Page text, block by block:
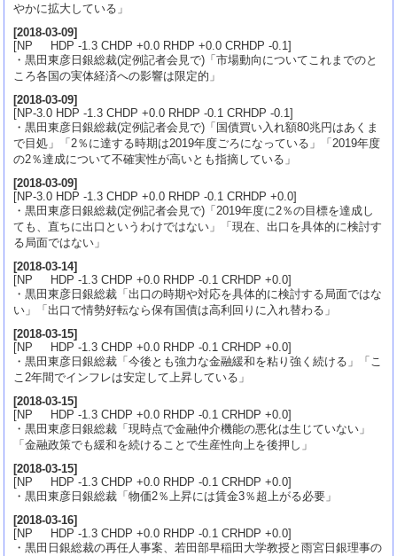
やかに拡大している」
[2018-03-09]
[NP HDP -1.3 CHDP +0.0 RHDP +0.0 CRHDP -0.1]
・黒田東彦日銀総裁(定例記者会見で)「市場動向についてこれまでのと
ころ各国の実体経済への影響は限定的」
[2018-03-09]
[NP-3.0 HDP -1.3 CHDP +0.0 RHDP -0.1 CRHDP -0.1]
・黒田東彦日銀総裁(定例記者会見で)「国債買い入れ額80兆円はあくま
で目処」「2％に達する時期は2019年度ごろになっている」「2019年度
の2％達成について不確実性が高いとも指摘している」
[2018-03-09]
[NP-3.0 HDP -1.3 CHDP +0.0 RHDP -0.1 CRHDP +0.0]
・黒田東彦日銀総裁(定例記者会見で)「2019年度に2％の目標を達成し
ても、直ちに出口というわけではない」「現在、出口を具体的に検討す
る局面ではない」
[2018-03-14]
[NP HDP -1.3 CHDP +0.0 RHDP -0.1 CRHDP +0.0]
・黒田東彦日銀総裁「出口の時期や対応を具体的に検討する局面ではな
い」「出口で情勢好転なら保有国債は高利回りに入れ替わる」
[2018-03-15]
[NP HDP -1.3 CHDP +0.0 RHDP -0.1 CRHDP +0.0]
・黒田東彦日銀総裁「今後とも強力な金融緩和を粘り強く続ける」「こ
こ2年間でインフレは安定して上昇している」
[2018-03-15]
[NP HDP -1.3 CHDP +0.0 RHDP -0.1 CRHDP +0.0]
・黒田東彦日銀総裁「現時点で金融仲介機能の悪化は生じていない」
「金融政策でも緩和を続けることで生産性向上を後押し」
[2018-03-15]
[NP HDP -1.3 CHDP +0.0 RHDP -0.1 CRHDP +0.0]
・黒田東彦日銀総裁「物価2％上昇には賃金3％超上がる必要」
[2018-03-16]
[NP HDP -1.3 CHDP +0.0 RHDP -0.1 CRHDP +0.0]
・黒田日銀総裁の再任人事案、若田部早稲田大学教授と雨宮日銀理事の